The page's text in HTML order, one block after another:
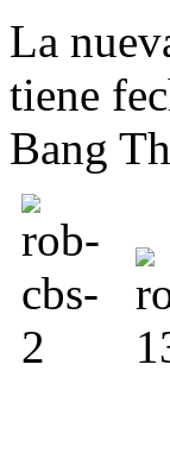
La
tiene
Bang